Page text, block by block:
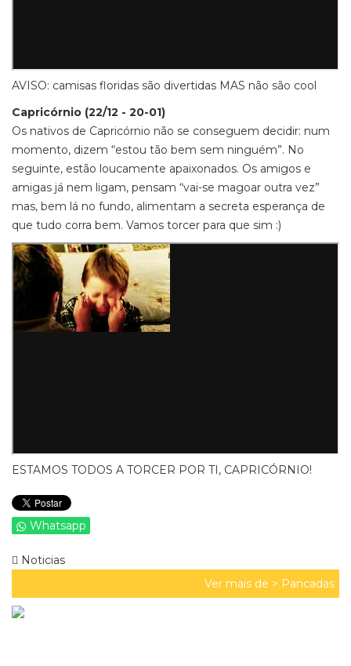
AVISO: camisas floridas são divertidas MAS não são cool
Capricórnio (22/12 - 20-01)
Os nativos de Capricórnio não se conseguem decidir: num
momento, dizem “estou tão bem sem ninguém”. No
seguinte, estão loucamente apaixonados. Os amigos e
amigas já nem ligam, pensam “vai-se magoar outra vez”
mas, bem lá no fundo, alimentam a secreta esperança de
que tudo corra bem. Vamos torcer para que sim :)
ESTAMOS TODOS A TORCER POR TI, CAPRICÓRNIO!
Whatsapp
Noticias
Ver mais de > Pancadas